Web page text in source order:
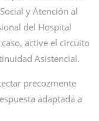
y Atención al
del Hospital
active el circuito
Asistencial.
precozmente
adaptada a